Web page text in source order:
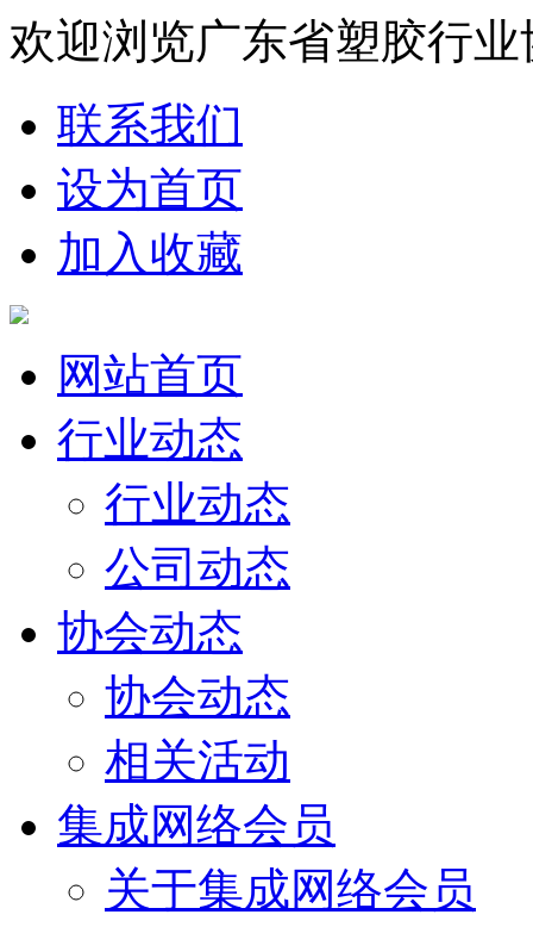
欢迎浏览广东省塑胶行
联系我们
设为首页
加入收藏
网站首页
行业动态
行业动态
公司动态
协会动态
协会动态
相关活动
集成网络会员
关于集成网络会员